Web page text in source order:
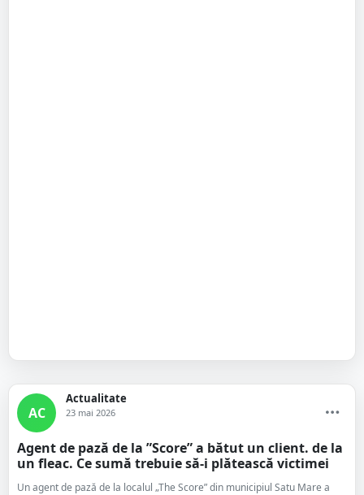
AC
Actualitate
23 mai 2026
Agent de pază de la ”Score” a bătut un client. de la
un fleac. Ce sumă trebuie să-i plătească victimei
Un agent de pază de la localul „The Score” din municipiul Satu Mare a